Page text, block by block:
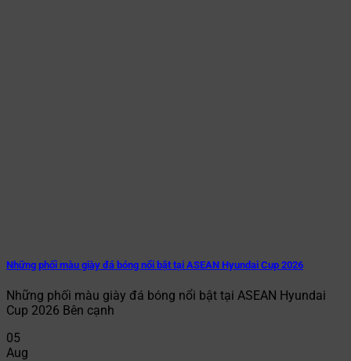
Những phối màu giày đá bóng nổi bật tại ASEAN Hyundai Cup 2026
Những phối màu giày đá bóng nổi bật tại ASEAN Hyundai
Cup 2026 Bên cạnh
05
Aug